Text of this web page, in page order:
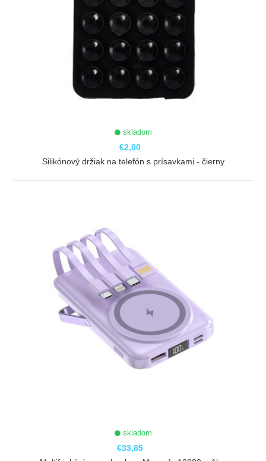
skladom
€2,00
Silikónový držiak na telefón s prísavkami - čierny
skladom
€33,85